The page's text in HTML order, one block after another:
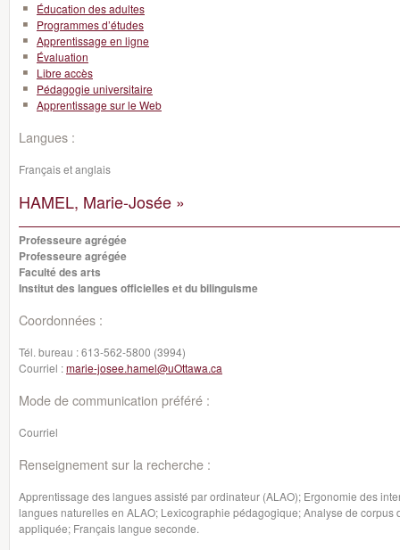
Éducation des adultes
Programmes d’études
Apprentissage en ligne
Évaluation
Libre accès
Pédagogie universitaire
Apprentissage sur le Web
Langues :
Français et anglais
HAMEL, Marie-Josée »
Professeure agrégée
Professeure agrégée
Faculté des arts
Institut des langues officielles et du bilinguisme
Coordonnées :
Tél. bureau :613-562-5800 (3994)
Courriel :marie-josee.hamel@uOttawa.ca
Mode de communication préféré :
Courriel
Renseignement sur la recherche :
Apprentissage des langues assisté par ordinateur (ALAO); Ergonomie des
langues naturelles en ALAO; Lexicographie pédagogique; Analyse de
appliquée; Français langue seconde.